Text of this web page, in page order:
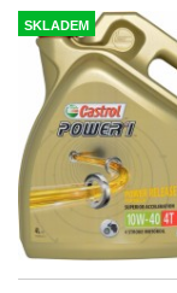
SKLADEM